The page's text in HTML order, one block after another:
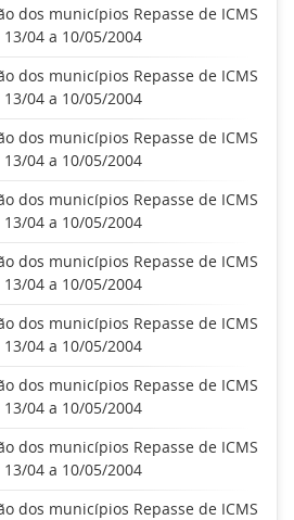
dos municípios Repasse de ICMS
13/04 a 10/05/2004
dos municípios Repasse de ICMS
13/04 a 10/05/2004
dos municípios Repasse de ICMS
13/04 a 10/05/2004
dos municípios Repasse de ICMS
13/04 a 10/05/2004
dos municípios Repasse de ICMS
13/04 a 10/05/2004
dos municípios Repasse de ICMS
13/04 a 10/05/2004
dos municípios Repasse de ICMS
13/04 a 10/05/2004
dos municípios Repasse de ICMS
13/04 a 10/05/2004
dos municípios Repasse de ICMS